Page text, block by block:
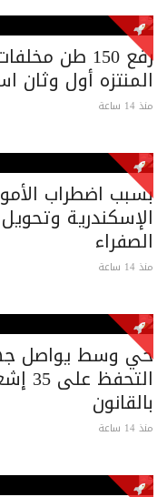
رفع 150 طن
المنتزه أول وثان
منذ 14 ساعة
بسبب اضطراب
الإسكندرية
الصفراء
منذ 14 ساعة
حي وسط يواصل
بالقانون
منذ 14 ساعة